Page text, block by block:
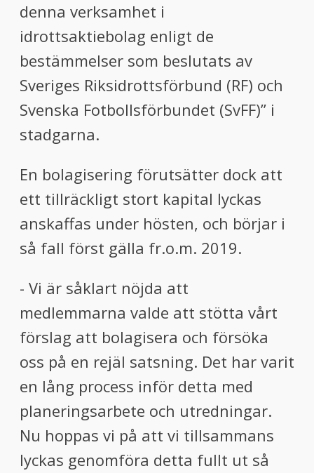
denna verksamhet i
idrottsaktiebolag enligt de
bestämmelser som beslutats av
Sveriges Riksidrottsförbund (RF) och
Svenska Fotbollsförbundet (SvFF)” i
stadgarna.
En bolagisering förutsätter dock att
ett tillräckligt stort kapital lyckas
anskaffas under hösten, och börjar i
så fall först gälla fr.o.m. 2019.
- Vi är såklart nöjda att
medlemmarna valde att stötta vårt
förslag att bolagisera och försöka
oss på en rejäl satsning. Det har varit
en lång process inför detta med
planeringsarbete och utredningar.
Nu hoppas vi på att vi tillsammans
lyckas genomföra detta fullt ut så